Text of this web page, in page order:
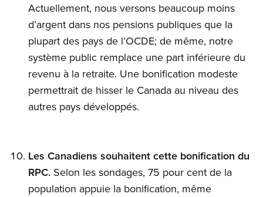
Actuellement, nous versons beaucoup moins
d’argent dans nos pensions publiques que la
plupart des pays de l’OCDE; de même, notre
système public remplace une part inférieure du
revenu à la retraite. Une bonification modeste
permettrait de hisser le Canada au niveau des
autres pays développés.
Les Canadiens souhaitent cette bonification du
RPC. Selon les sondages, 75 pour cent de la
population appuie la bonification, même